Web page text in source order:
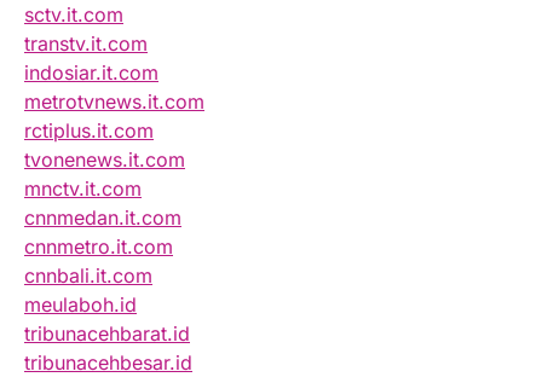
sctv.it.com
transtv.it.com
indosiar.it.com
metrotvnews.it.com
rctiplus.it.com
tvonenews.it.com
mnctv.it.com
cnnmedan.it.com
cnnmetro.it.com
cnnbali.it.com
meulaboh.id
tribunacehbarat.id
tribunacehbesar.id